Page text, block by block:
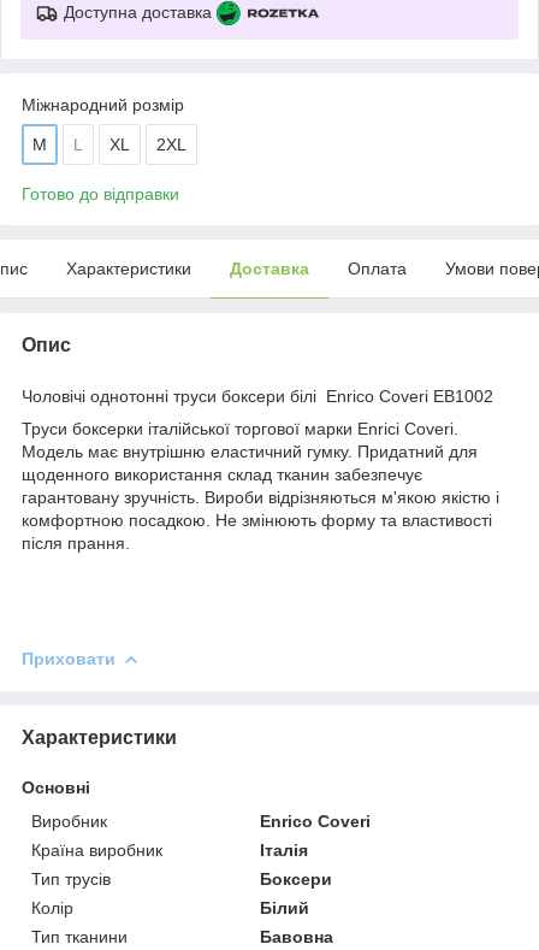
Доступна доставка
Міжнародний розмір
M L XL 2XL
Готово до відправки
Характеристики Доставка Оплата Умови
Опис
Чоловічі однотонні труси боксери білі Enrico Coveri EB1002
Труси боксерки італійської торгової марки Enrici Coveri.
Модель має внутрішню еластичний гумку. Придатний для
щоденного використання склад тканин забезпечує
гарантовану зручність. Вироби відрізняються м'якою якістю і
комфортною посадкою. Не змінюють форму та властивості
після прання.
Приховати
Характеристики
Основні
Виробник
Enrico Coveri
Країна виробник
Італія
Тип трусів
Боксери
Колір
Білий
Тип тканини
Бавовна